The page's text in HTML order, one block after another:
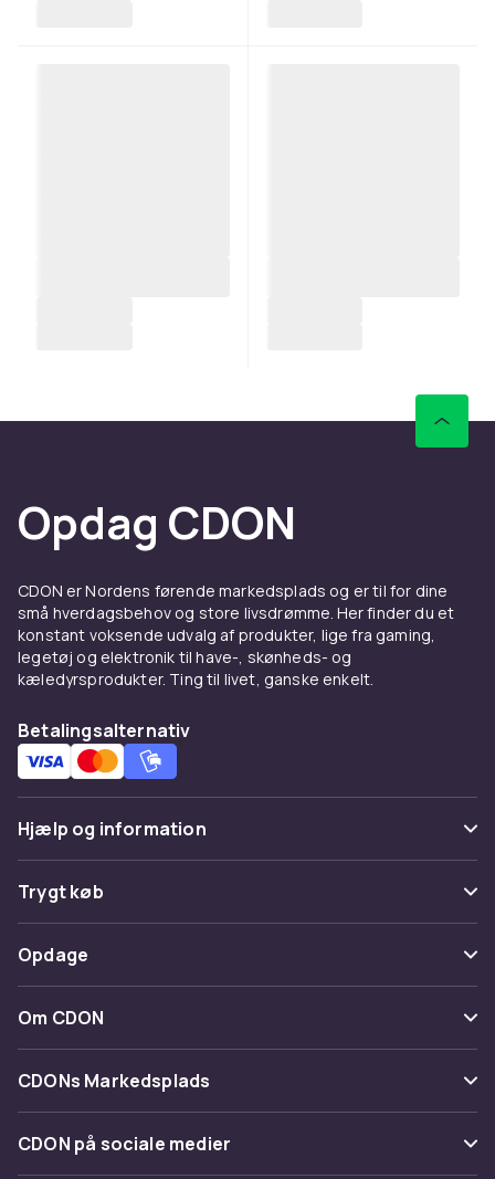
Opdag CDON
CDON er Nordens førende markedsplads og er til for dine
små hverdagsbehov og store livsdrømme. Her finder du et
konstant voksende udvalg af produkter, lige fra gaming,
legetøj og elektronik til have-, skønheds- og
kæledyrsprodukter. Ting til livet, ganske enkelt.
Betalingsalternativ
Hjælp og information
Ofte stillede spørgsmål
Spor pakke
Fortryd & returner her
Kontakt os
Trygt køb
Betaling
Levering
Tilbagekaldelser
Opdage
Kategorier
Maerke
Om CDON
Om os
Kundeanmeldelser
Arbejd på CDON
CDONs Markedsplads
Merchant Help Center
CDON på sociale medier